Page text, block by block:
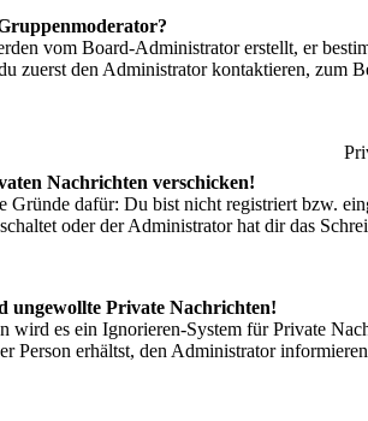
vom Board-Administrator erstellt, er
zuerst den Administrator kontaktieren, zum
Nachrichten verschicken!
Gründe dafür: Du bist nicht registriert bzw.
oder der Administrator hat dir das
ungewollte Private Nachrichten!
wird es ein Ignorieren-System für Private
Person erhältst, den Administrator